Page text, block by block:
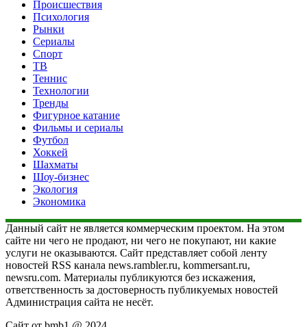
Происшествия
Психология
Рынки
Сериалы
Спорт
ТВ
Теннис
Технологии
Тренды
Фигурное катание
Фильмы и сериалы
Футбол
Хоккей
Шахматы
Шоу-бизнес
Экология
Экономика
Данный сайт не является коммерческим проектом. На этом
сайте ни чего не продают, ни чего не покупают, ни какие
услуги не оказываются. Сайт представляет собой ленту
новостей RSS канала news.rambler.ru, kommersant.ru,
newsru.com. Материалы публикуются без искажения,
ответственность за достоверность публикуемых новостей
Администрация сайта не несёт.